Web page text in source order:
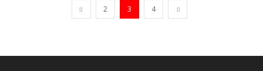
2 3 4